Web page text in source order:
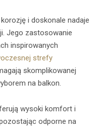
i doskonale nadaje
Jego zastosowanie
inspirowanych
strefy
skomplikowanej
na balkon.
wysoki komfort i
odporne na